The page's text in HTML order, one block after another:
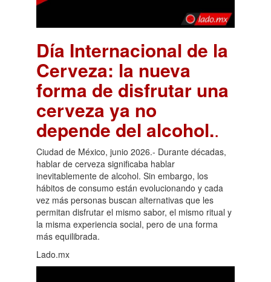
Día Internacional de la
Cerveza: la nueva
forma de disfrutar una
cerveza ya no
depende del alcohol..
Ciudad de México, junio 2026.- Durante décadas,
hablar de cerveza significaba hablar
inevitablemente de alcohol. Sin embargo, los
hábitos de consumo están evolucionando y cada
vez más personas buscan alternativas que les
permitan disfrutar el mismo sabor, el mismo ritual y
la misma experiencia social, pero de una forma
más equilibrada.
Lado.mx